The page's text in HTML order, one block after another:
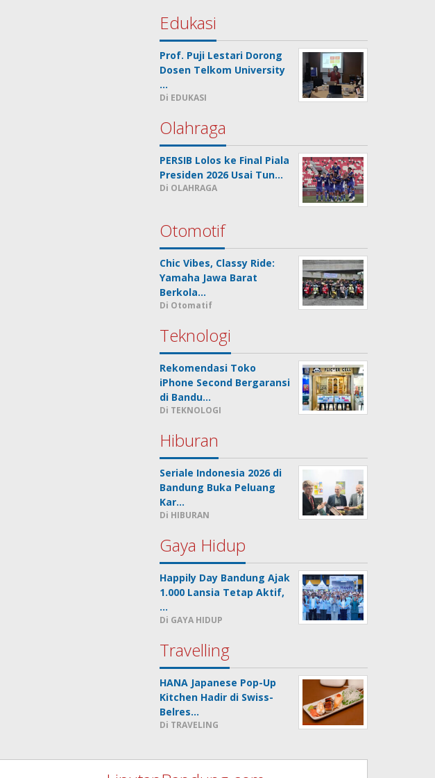
Edukasi
Prof. Puji Lestari Dorong
Dosen Telkom University
…
Di EDUKASI
Olahraga
PERSIB Lolos ke Final Piala
Presiden 2026 Usai Tun…
Di OLAHRAGA
Otomotif
Chic Vibes, Classy Ride:
Yamaha Jawa Barat
Berkola…
Di Otomatif
Teknologi
Rekomendasi Toko
iPhone Second Bergaransi
di Bandu…
Di TEKNOLOGI
Hiburan
Seriale Indonesia 2026 di
Bandung Buka Peluang
Kar…
Di HIBURAN
Gaya Hidup
Happily Day Bandung Ajak
1.000 Lansia Tetap Aktif,
…
Di GAYA HIDUP
Travelling
HANA Japanese Pop-Up
Kitchen Hadir di Swiss-
Belres…
Di TRAVELING